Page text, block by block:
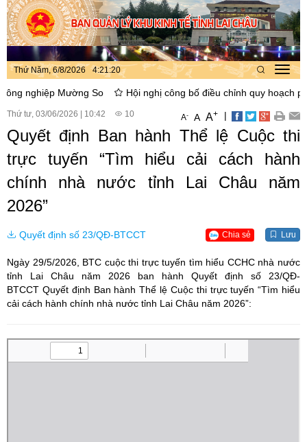
Thứ Năm, 6/8/2026 4:21:20
Mường So Hội nghị công bố điều chỉnh quy hoạch phân
Thứ tư, 03/06/2026 10:42 10 A- A A+ |
Quyết định Ban hành Thể lệ Cuộc thi
trực tuyến “Tìm hiểu cải cách hành
chính nhà nước tỉnh Lai Châu năm
2026”
Quyết định số 23/QĐ-BTCCT Chia sẻ Lưu
Ngày 29/5/2026, BTC cuộc thi trực tuyến tìm hiểu CCHC nhà nước
tỉnh Lai Châu năm 2026 ban hành Quyết định số 23/QĐ-
BTCCT Quyết định Ban hành Thể lệ Cuộc thi trực tuyến “Tìm hiểu
cải cách hành chính nhà nước tỉnh Lai Châu năm 2026”: